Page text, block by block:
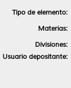
Tipo de elemento:
Materias:
Divisiones:
Usuario depositante: